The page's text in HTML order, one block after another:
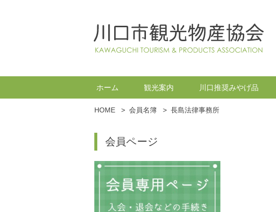
ホーム 観光案内 川口推奨みやげ品
HOME > 会員名簿 > 長島法律事務所
会員ページ